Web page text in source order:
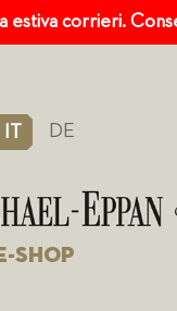
estiva corrieri.
IT DE
E-SHOP